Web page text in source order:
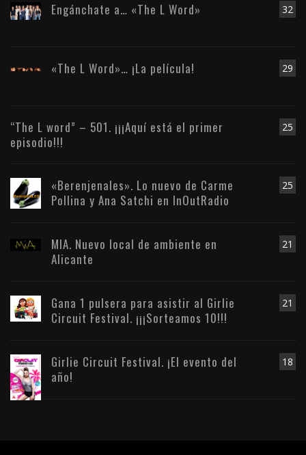
32
Engánchate a… «The L Word»
29
«The L Word»… ¡La película!
25
“The L word” – 501. ¡¡¡Aquí está el primer
episodio!!!
25
«Berenjenales». Lo nuevo de Carme
Pollina y Ana Satchi en InOutRadio
21
MIA. Nuevo local de ambiente en
Alicante
21
Gana 1 pulsera para asistir al Girlie
Circuit Festival. ¡¡¡Sorteamos 10!!!
18
Girlie Circuit Festival. ¡El evento del
año!